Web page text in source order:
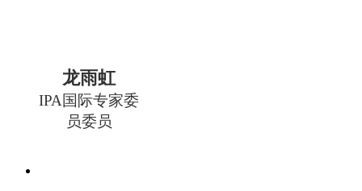
龙雨虹
IPA国际专家委
员委员